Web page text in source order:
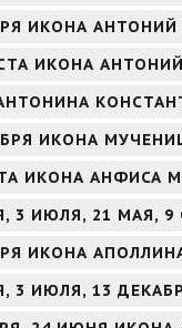
ИКОНА АНТОНИЙ
ИКОНА
ИКОНА
ИКОНА АНФИСА
3 ИЮЛЯ, 21 МАЯ,
ИКОНА
3 ИЮЛЯ, 13